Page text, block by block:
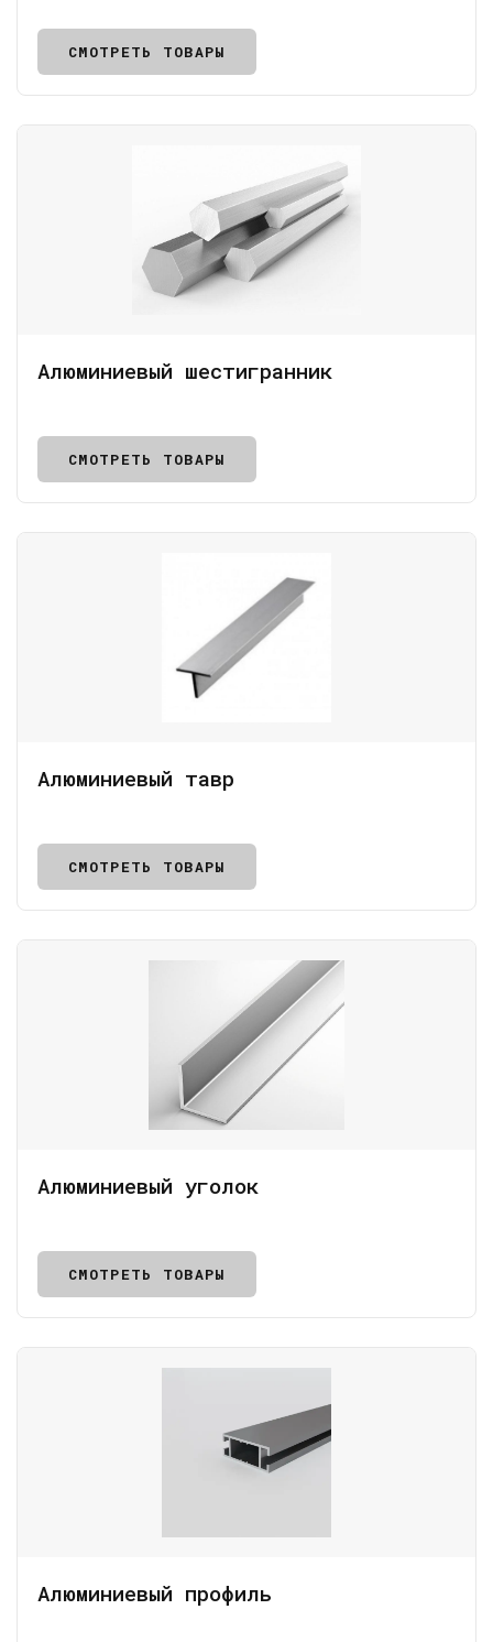
СМОТРЕТЬ ТОВАРЫ
Алюминиевый шестигранник
СМОТРЕТЬ ТОВАРЫ
Алюминиевый тавр
СМОТРЕТЬ ТОВАРЫ
Алюминиевый уголок
СМОТРЕТЬ ТОВАРЫ
Алюминиевый профиль